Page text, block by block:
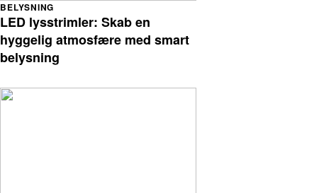
LED lysstrimler: Skab en
hyggelig atmosfære med smart
belysning
BELYSNING